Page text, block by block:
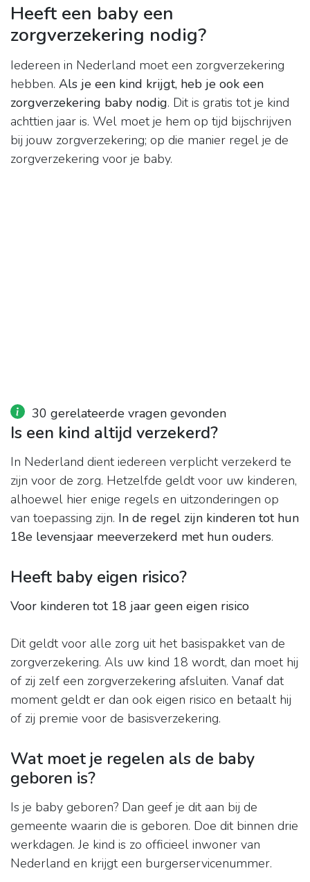
Heeft een baby een
zorgverzekering nodig?
Iedereen in Nederland moet een zorgverzekering
hebben. Als je een kind krijgt, heb je ook een
zorgverzekering baby nodig. Dit is gratis tot je kind
achttien jaar is. Wel moet je hem op tijd bijschrijven
bij jouw zorgverzekering; op die manier regel je de
zorgverzekering voor je baby.
30 gerelateerde vragen gevonden
Is een kind altijd verzekerd?
In Nederland dient iedereen verplicht verzekerd te
zijn voor de zorg. Hetzelfde geldt voor uw kinderen,
alhoewel hier enige regels en uitzonderingen op
van toepassing zijn. In de regel zijn kinderen tot hun
18e levensjaar meeverzekerd met hun ouders.
Heeft baby eigen risico?
Voor kinderen tot 18 jaar geen eigen risico
Dit geldt voor alle zorg uit het basispakket van de
zorgverzekering. Als uw kind 18 wordt, dan moet hij
of zij zelf een zorgverzekering afsluiten. Vanaf dat
moment geldt er dan ook eigen risico en betaalt hij
of zij premie voor de basisverzekering.
Wat moet je regelen als de baby
geboren is?
Is je baby geboren? Dan geef je dit aan bij de
gemeente waarin die is geboren. Doe dit binnen drie
werkdagen. Je kind is zo officieel inwoner van
Nederland en krijgt een burgerservicenummer.